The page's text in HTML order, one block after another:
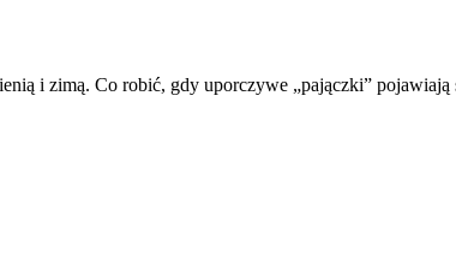
i zimą. Co robić, gdy uporczywe „pajączki”